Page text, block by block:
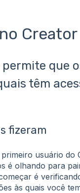
que
têm
fizeram
usuário do
é olhando para
é
às quais você